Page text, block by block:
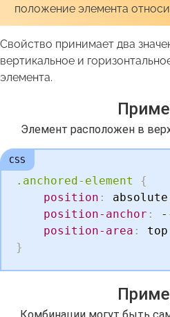
положение элемента
Свойство принимает два
вертикальное и
элемента.
Элемент расположен в
.anchored-element
{
position : absolute
position-anchor :
position-area :
}